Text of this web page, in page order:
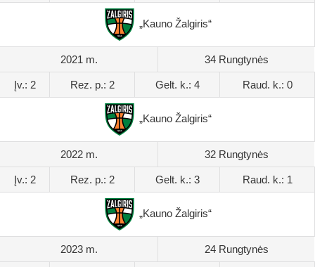
„Kauno Žalgiris“
2021 m. 34 Rungtynės
Įv.: 2 Rez. p.: 2 Gelt. k.: 4 Raud. k.: 0
„Kauno Žalgiris“
2022 m. 32 Rungtynės
Įv.: 2 Rez. p.: 2 Gelt. k.: 3 Raud. k.: 1
„Kauno Žalgiris“
2023 m. 24 Rungtynės